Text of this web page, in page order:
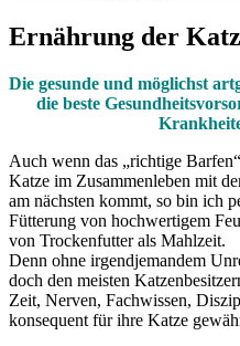
Ernährung der
Die gesunde und möglichst
die beste
Auch wenn das „richtige
Katze im Zusammenleben mit
am nächsten kommt, so bin ich
Fütterung von hochwertigem
von Trockenfutter als Mahlzeit.
Denn ohne irgendjemandem
doch den meisten
Zeit, Nerven, Fachwissen,
konsequent für ihre Katze